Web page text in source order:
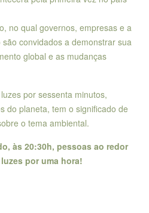
no qual governos, empresas e a
convidados a demonstrar sua
global e as mudanças
por sessenta minutos,
do planeta, tem o significado de
o tema ambiental.
às 20:30h, pessoas ao redor
por uma hora!